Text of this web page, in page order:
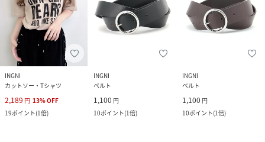
INGNI
カットソー・Tシャツ
2,189 円 13%OFF
19ポイント(1倍)
INGNI
ベルト
1,100 円
10ポイント(1倍)
INGNI
ベルト
1,100 円
10ポイント(1倍)